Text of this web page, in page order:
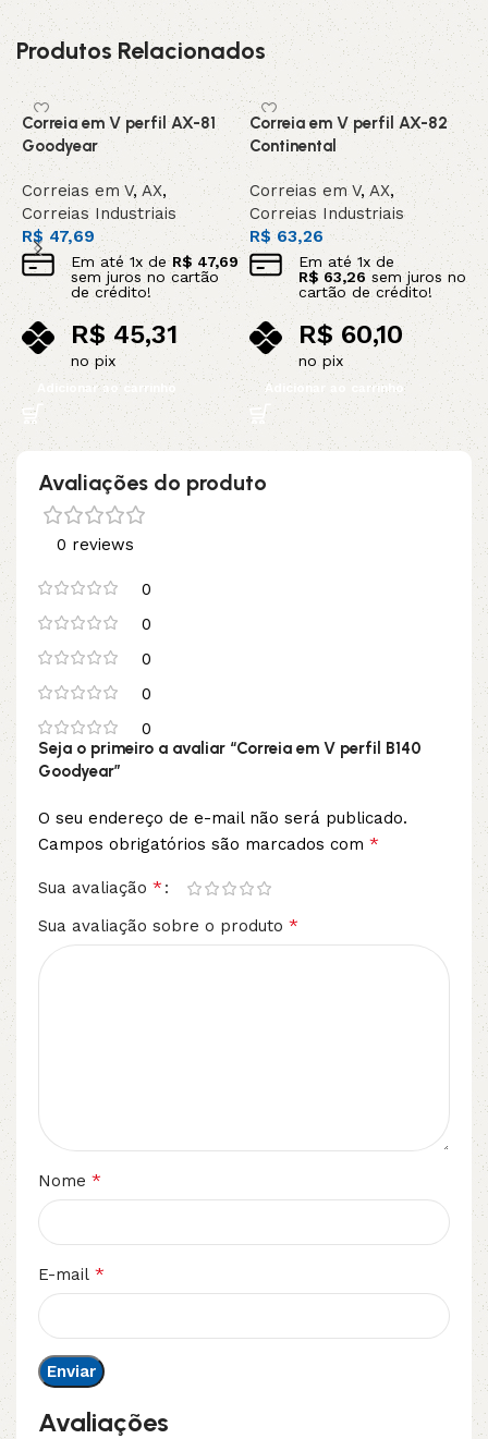
Produtos Relacionados
Correia em V perfil AX-81
Goodyear
Correias em V, AX,
Correias Industriais
R$ 47,69
Em até1x deR$ 47,69
sem juros no cartão
de crédito!
R$45,31
no pix
Adicionar ao carrinho
Correia em V perfil AX-82
Continental
Correias em V, AX,
Correias Industriais
R$63,26
Em até1x de
R$ 63,26 sem juros no
cartão de crédito!
R$ 60,10
no pix
Adicionar ao carrinho
Avaliações do produto
0 reviews
0
0
0
0
0
Avaliações
Seja o primeiro a avaliar “Correia em V perfil B140
Goodyear”
O seu endereço de e-mail não será publicado.
Campos obrigatórios são marcados com *
Sua avaliação *
Sua avaliação sobre o produto *
Nome *
E-mail *